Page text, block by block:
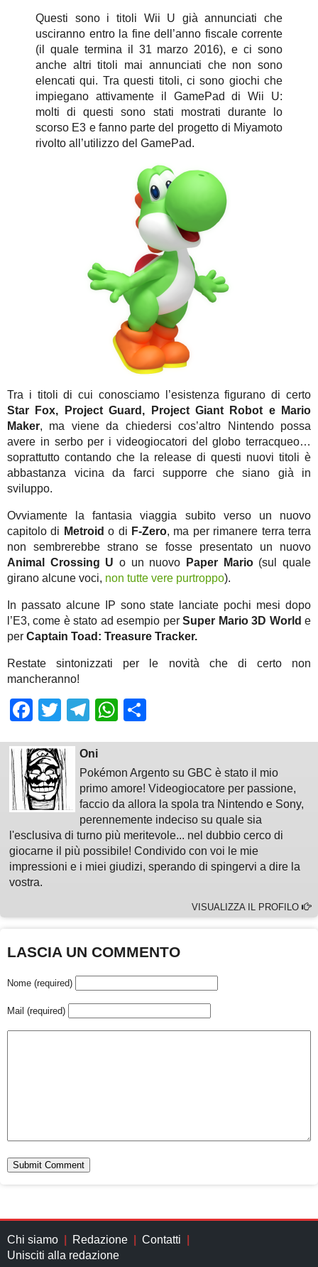
Questi sono i titoli Wii U già annunciati che
usciranno entro la fine dell’anno fiscale corrente
(il quale termina il 31 marzo 2016), e ci sono
anche altri titoli mai annunciati che non sono
elencati qui. Tra questi titoli, ci sono giochi che
impiegano attivamente il GamePad di Wii U:
molti di questi sono stati mostrati durante lo
scorso E3 e fanno parte del progetto di Miyamoto
rivolto all’utilizzo del GamePad.
Tra i titoli di cui conosciamo l’esistenza figurano di certo
Star Fox, Project Guard, Project Giant Robot e Mario
Maker, ma viene da chiedersi cos’altro Nintendo possa
avere in serbo per i videogiocatori del globo terracqueo…
soprattutto contando che la release di questi nuovi titoli è
abbastanza vicina da farci supporre che siano già in
sviluppo.
Ovviamente la fantasia viaggia subito verso un nuovo
capitolo di Metroid o di F-Zero, ma per rimanere terra terra
non sembrerebbe strano se fosse presentato un nuovo
Animal Crossing U o un nuovo Paper Mario(sul quale
girano alcune voci, non tutte vere purtroppo).
In passato alcune IP sono state lanciate pochi mesi dopo
l’E3, come è stato ad esempio perSuper Mario 3D World e
per Captain Toad: Treasure Tracker.
Restate sintonizzati per le novità che di certo non
mancheranno!
Facebook
Twitter
Telegram
WhatsApp
Oni
Pokémon Argento su GBC è stato il mio
primo amore! Videogiocatore per passione,
faccio da allora la spola tra Nintendo e Sony,
perennemente indeciso su quale sia
l'esclusiva di turno più meritevole... nel dubbio cerco di
giocarne il più possibile! Condivido con voi le mie
impressioni e i miei giudizi, sperando di spingervi a dire la
vostra.
VISUALIZZA IL PROFILO
LASCIA UN COMMENTO
Nome (required)
Mail (required)
Chi siamo Redazione
Contatti
Unisciti alla redazione